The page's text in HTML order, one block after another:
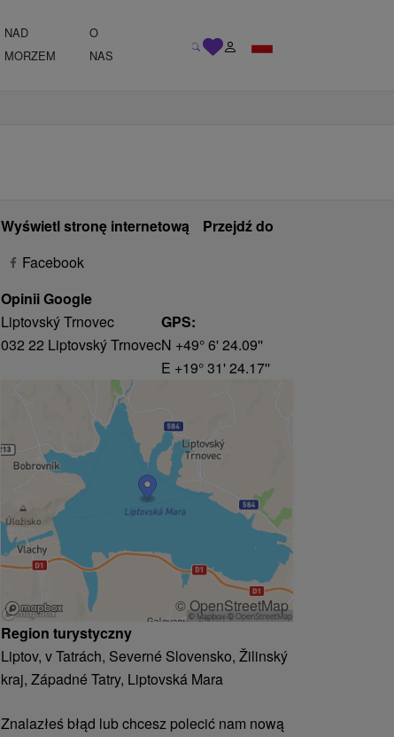
NAD
MORZEM
O
NAS
Wyświetl stronę internetową
Przejdź do
Facebook
Opinii Google
Liptovský Trnovec
032 22 Liptovský Trnovec
GPS:
N +49° 6' 24.09''
E +19° 31' 24.17''
© OpenStreetMap
Region turystyczny
Liptov, v Tatrách, Severné Slovensko, Žilinský
kraj, Západné Tatry, Liptovská Mara
Znalazłeś błąd lub chcesz polecić nam nową